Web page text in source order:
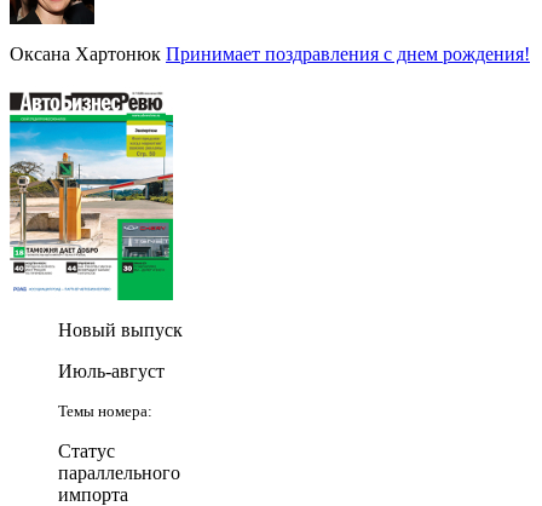
Оксана Хартонюк Принимает поздравления с днем рождения!
Новый выпуск
Июль-август
Темы номера:
Статус
параллельного
импорта